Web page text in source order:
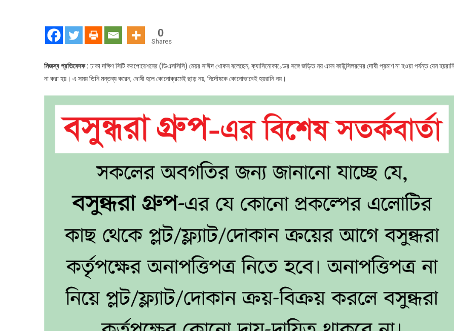
হন’
0
Shares
নিজস্ব প্রতিবেদক : ঢাকা দক্ষিণ সিটি করপোরেশনের (ডিএসসিসি) মেয়র সাঈদ খোকন বলেছেন, ক্যাসিনোকাণ্ডের সঙ্গে জড়িত নয় এমন কাউন্সিলরদের দোষী প্রমাণ না হওয়া পর্যন্ত যেন হয়রানি
না করা হয়। এ সময় তিনি মন্তব্য করেন, দোষী হলে কোনোক্রমেই ছাড় নয়, নির্দোষকে কোনোভাবেই হয়রানি নয়।